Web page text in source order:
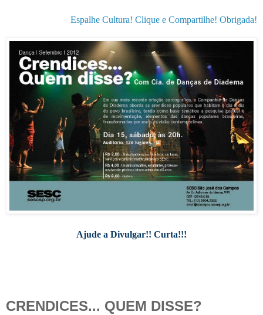
Espalhe Cultura! Clique e Compartilhe! Obrigada!
Ajude a Divulgar!! Curta!!!